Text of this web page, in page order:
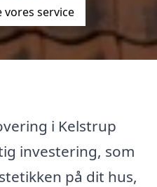
service
i Kelstrup
investering, som
på dit hus,